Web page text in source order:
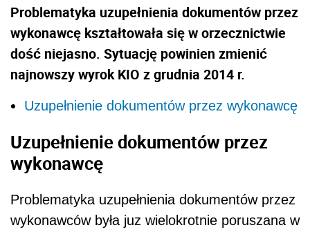
Problematyka uzupełnienia dokumentów przez
wykonawcę kształtowała się w orzecznictwie
dość niejasno. Sytuację powinien zmienić
najnowszy wyrok KIO z grudnia 2014 r.
Uzupełnienie dokumentów przez wykonawcę
Uzupełnienie dokumentów przez
wykonawcę
Problematyka uzupełnienia dokumentów przez
wykonawców była juz wielokrotnie poruszana w